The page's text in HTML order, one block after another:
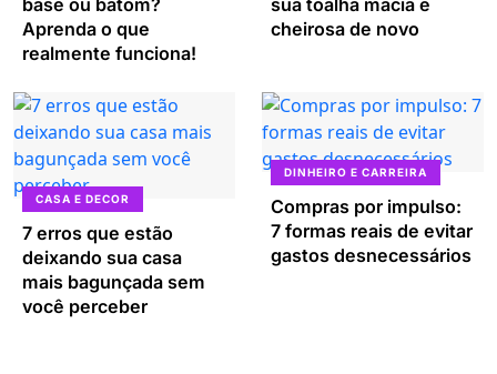
base ou batom?
Aprenda o que
realmente funciona!
sua toalha macia e
cheirosa de novo
CASA E DECOR
7 erros que estão
deixando sua casa
mais bagunçada sem
você perceber
DINHEIRO E CARREIRA
Compras por impulso:
7 formas reais de evitar
gastos desnecessários